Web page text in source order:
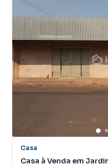
que aumenta muito o
tendo como consequência
alugar seu imóvel mais
time de programadores,
central de atendimento
proprietários e inquilinos.
Casa
Casa à Venda em